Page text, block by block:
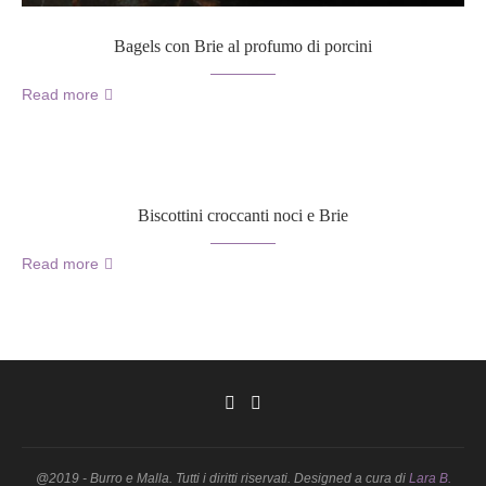
Bagels con Brie al profumo di porcini
Read more
Biscottini croccanti noci e Brie
Read more
@2019 - Burro e Malla. Tutti i diritti riservati. Designed a cura di Lara B.